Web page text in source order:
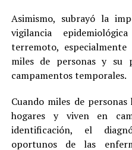
Asimismo, subrayó la
vigilancia
terremoto,
miles de personas y su
campamentos temporales.
Cuando miles de
hogares y viven en
identificación, el
oportunos de las